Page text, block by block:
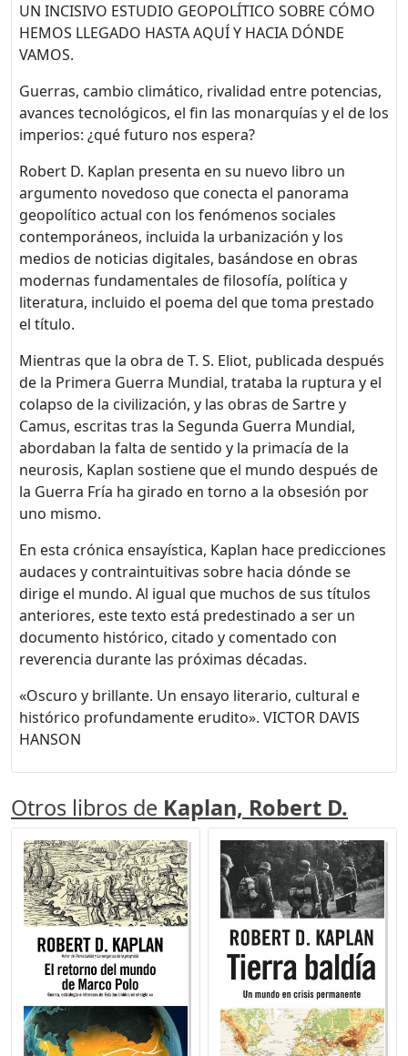
UN INCISIVO ESTUDIO GEOPOLÍTICO SOBRE CÓMO
HEMOS LLEGADO HASTA AQUÍ Y HACIA DÓNDE
VAMOS.
Guerras, cambio climático, rivalidad entre potencias,
avances tecnológicos, el fin las monarquías y el de los
imperios: ¿qué futuro nos espera?
Robert D. Kaplan presenta en su nuevo libro un
argumento novedoso que conecta el panorama
geopolítico actual con los fenómenos sociales
contemporáneos, incluida la urbanización y los
medios de noticias digitales, basándose en obras
modernas fundamentales de filosofía, política y
literatura, incluido el poema del que toma prestado
el título.
Mientras que la obra de T. S. Eliot, publicada después
de la Primera Guerra Mundial, trataba la ruptura y el
colapso de la civilización, y las obras de Sartre y
Camus, escritas tras la Segunda Guerra Mundial,
abordaban la falta de sentido y la primacía de la
neurosis, Kaplan sostiene que el mundo después de
la Guerra Fría ha girado en torno a la obsesión por
uno mismo.
En esta crónica ensayística, Kaplan hace predicciones
audaces y contraintuitivas sobre hacia dónde se
dirige el mundo. Al igual que muchos de sus títulos
anteriores, este texto está predestinado a ser un
documento histórico, citado y comentado con
reverencia durante las próximas décadas.
«Oscuro y brillante. Un ensayo literario, cultural e
histórico profundamente erudito». VICTOR DAVIS
HANSON
Otros libros de Kaplan, Robert D.